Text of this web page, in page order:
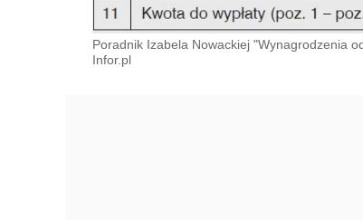
Poradnik Izabela Nowackiej "Wynagrodzenia
Infor.pl